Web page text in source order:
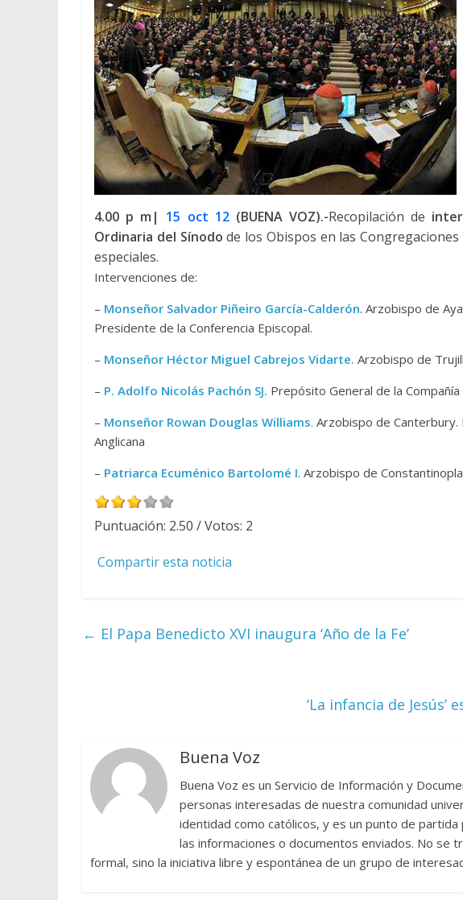
4.00 p m| 15 oct 12(BUENA VOZ).-Recopilación de
Ordinaria del Sínodo de los Obispos en las
especiales.
Intervenciones de:
– Monseñor Salvador Piñeiro García-Calderón. Arzobispo de
Presidente de la Conferencia Episcopal.
– Monseñor Héctor Miguel Cabrejos Vidarte. Arzobispo de
– P. Adolfo Nicolás Pachón SJ. Prepósito General de la Compañía
– Monseñor Rowan Douglas Williams. Arzobispo de
Anglicana
– Patriarca Ecuménico Bartolomé I. Arzobispo de
Puntuación: 2.50 / Votos: 2
Compartir esta noticia
← El Papa Benedicto XVI inaugura ‘Año de la Fe’
‘La infancia de
Buena Voz
Buena Voz es un Servicio de Información y
personas interesadas de nuestra comunidad
identidad como católicos, y es un punto de
las informaciones o documentos enviados. No se
formal, sino la iniciativa libre y espontánea de un grupo de